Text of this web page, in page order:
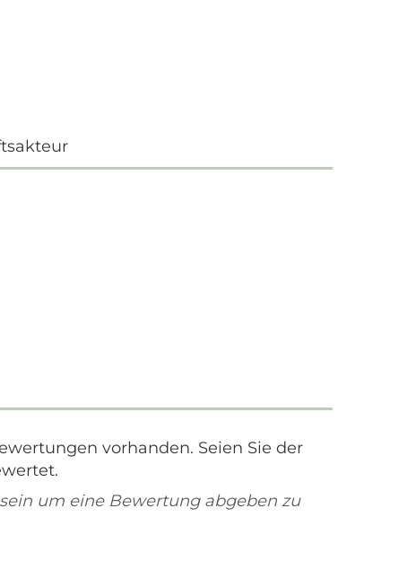
vorhanden. Seien Sie der
um eine Bewertung abgeben zu